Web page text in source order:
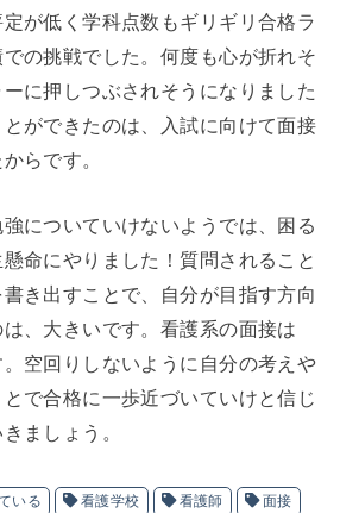
が低く学科点数もギリギリ合格ラ
の挑戦でした。何度も心が折れそ
に押しつぶされそうになりました
ができたのは、入試に向けて面接
らです。
についていけないようでは、困る
命にやりました！質問されること
き出すことで、自分が目指す方向
、大きいです。看護系の面接は
。空回りしないように自分の考えや
で合格に一歩近づいていけと信じ
ましょう。
いる 看護学校 看護師 面接